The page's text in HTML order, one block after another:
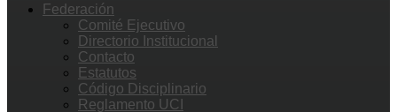
Federación
Comité Ejecutivo
Directorio Institucional
Contacto
Estatutos
Código Disciplinario
Reglamento UCI